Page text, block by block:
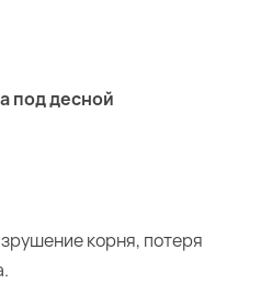
под десной
корня, потеря